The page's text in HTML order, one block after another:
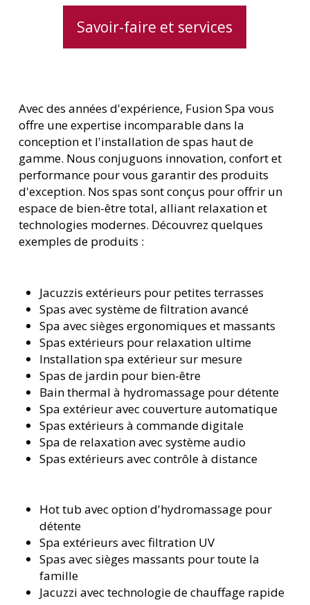
Savoir-faire et services
Avec des années d'expérience, Fusion Spa vous
offre une expertise incomparable dans la
conception et l'installation de spas haut de
gamme. Nous conjuguons innovation, confort et
performance pour vous garantir des produits
d'exception. Nos spas sont conçus pour offrir un
espace de bien-être total, alliant relaxation et
technologies modernes. Découvrez quelques
exemples de produits :
Jacuzzis extérieurs pour petites terrasses
Spas avec système de filtration avancé
Spa avec sièges ergonomiques et massants
Spas extérieurs pour relaxation ultime
Installation spa extérieur sur mesure
Spas de jardin pour bien-être
Bain thermal à hydromassage pour détente
Spa extérieur avec couverture automatique
Spas extérieurs à commande digitale
Spa de relaxation avec système audio
Spas extérieurs avec contrôle à distance
Hot tub avec option d'hydromassage pour
détente
Spa extérieurs avec filtration UV
Spas avec sièges massants pour toute la
famille
Jacuzzi avec technologie de chauffage rapide